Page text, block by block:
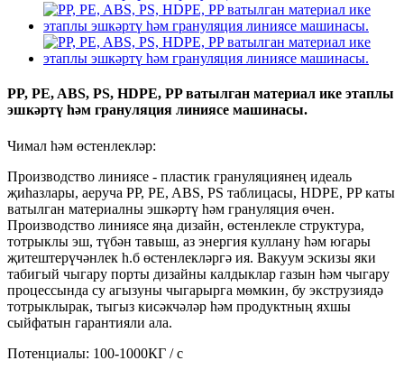
PP, PE, ABS, PS, HDPE, PP ватылган материал ике этаплы
эшкәртү һәм грануляция линиясе машинасы.
Чимал һәм өстенлекләр:
Производство линиясе - пластик грануляциянең идеаль
җиһазлары, аеруча PP, PE, ABS, PS таблицасы, HDPE, PP каты
ватылган материалны эшкәртү һәм грануляция өчен.
Производство линиясе яңа дизайн, өстенлекле структура,
тотрыклы эш, түбән тавыш, аз энергия куллану һәм югары
җитештерүчәнлек һ.б өстенлекләргә ия. Вакуум эскизы яки
табигый чыгару порты дизайны калдыклар газын һәм чыгару
процессында су агызуны чыгарырга мөмкин, бу экструзиядә
тотрыклырак, тыгыз кисәкчәләр һәм продуктның яхшы
сыйфатын гарантияли ала.
Потенциалы: 100-1000КГ / с